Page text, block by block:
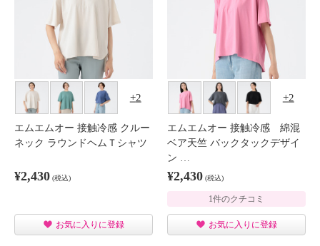
2
エムエムオー 接触冷感 クルー
ネック ラウンドヘムＴシャツ
¥2,430 (税込)
お気に入りに登録
2
エムエムオー 接触冷感 綿混
ベア天竺 バックタックデザイ
ン …
¥2,430 (税込)
1件のクチコミ
お気に入りに登録